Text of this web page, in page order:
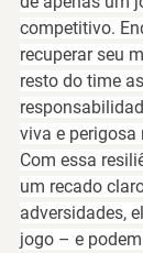
competitivo.
recuperar seu
resto do time
viva e perigosa
Com essa
um recado
adversidades,
jogo – e